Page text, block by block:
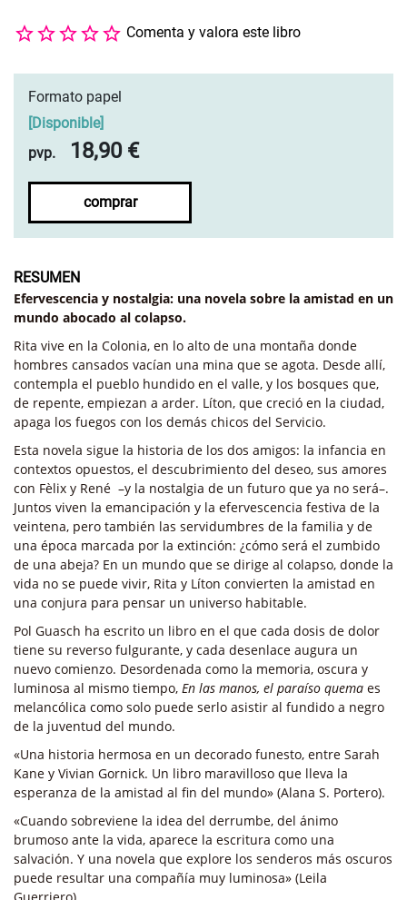
Comenta y valora este libro
Formato papel
Disponible]
pvp.
18,90 €
comprar
RESUMEN
Efervescencia y nostalgia: una novela sobre la amistad en un
mundo abocado al colapso.
Rita vive en la Colonia, en lo alto de una montaña donde
hombres cansados vacían una mina que se agota. Desde allí,
contempla el pueblo hundido en el valle, y los bosques que,
de repente, empiezan a arder. Líton, que creció en la ciudad,
apaga los fuegos con los demás chicos del Servicio.
Esta novela sigue la historia de los dos amigos: la infancia en
contextos opuestos, el descubrimiento del deseo, sus amores
con Fèlix y René –y la nostalgia de un futuro que ya no será–.
Juntos viven la emancipación y la efervescencia festiva de la
veintena, pero también las servidumbres de la familia y de
una época marcada por la extinción: ¿cómo será el zumbido
de una abeja? En un mundo que se dirige al colapso, donde la
vida no se puede vivir, Rita y Líton convierten la amistad en
una conjura para pensar un universo habitable.
Pol Guasch ha escrito un libro en el que cada dosis de dolor
tiene su reverso fulgurante, y cada desenlace augura un
nuevo comienzo. Desordenada como la memoria, oscura y
luminosa al mismo tiempo, En las manos, el paraíso quema es
melancólica como solo puede serlo asistir al fundido a negro
de la juventud del mundo.
«Una historia hermosa en un decorado funesto, entre Sarah
Kane y Vivian Gornick. Un libro maravilloso que lleva la
esperanza de la amistad al fin del mundo» (Alana S. Portero).
«Cuando sobreviene la idea del derrumbe, del ánimo
brumoso ante la vida, aparece la escritura como una
salvación. Y una novela que explore los senderos más oscuros
puede resultar una compañía muy luminosa» (Leila